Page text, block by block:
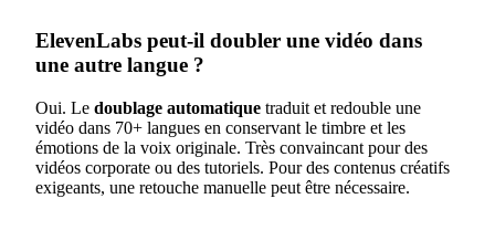
ElevenLabs peut-il doubler une vidéo dans
une autre langue ?
Oui. Le doublage automatique traduit et redouble une
vidéo dans 70+ langues en conservant le timbre et les
émotions de la voix originale. Très convaincant pour des
vidéos corporate ou des tutoriels. Pour des contenus créatifs
exigeants, une retouche manuelle peut être nécessaire.